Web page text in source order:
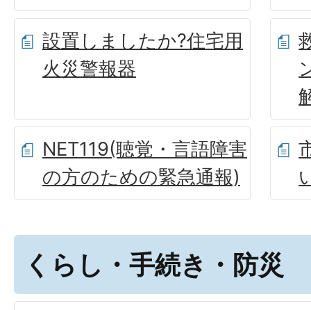
設置しましたか?住宅用
火災警報器
NET119(聴覚・言語障害
の方のための緊急通報)
くらし・手続き・防災